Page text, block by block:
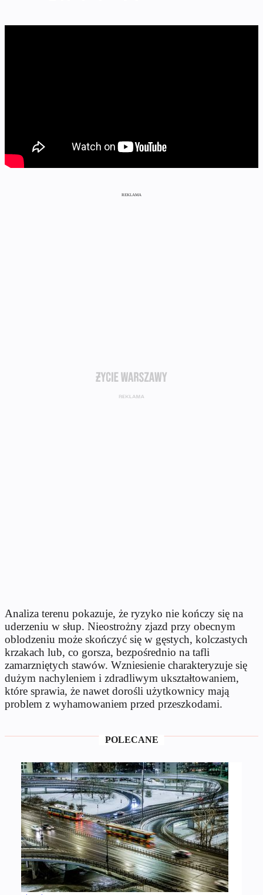
REKLAMA
Analiza terenu pokazuje, że ryzyko nie kończy się na
uderzeniu w słup. Nieostrożny zjazd przy obecnym
oblodzeniu może skończyć się w gęstych, kolczastych
krzakach lub, co gorsza, bezpośrednio na tafli
zamarzniętych stawów. Wzniesienie charakteryzuje się
dużym nachyleniem i zdradliwym ukształtowaniem,
które sprawia, że nawet dorośli użytkownicy mają
problem z wyhamowaniem przed przeszkodami.
POLECANE